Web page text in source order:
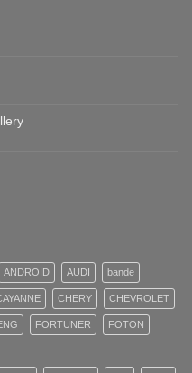
ANDROID AUDI bande
CHERY CHEVROLET
FORTUNER FOTON